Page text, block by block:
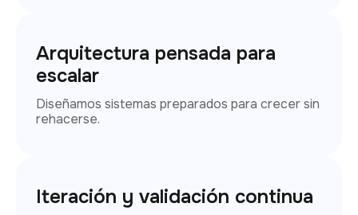
Arquitectura pensada para
escalar
Diseñamos sistemas preparados para crecer sin
rehacerse.
Iteración y validación continua